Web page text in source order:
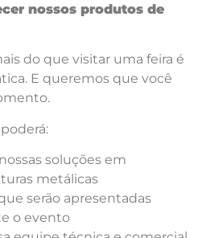
nossos produtos de
do que visitar uma feira é
E queremos que você
soluções em
metálicas
serão apresentadas
o evento